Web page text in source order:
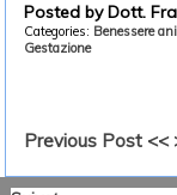
Posted by Dott.
Categories: Benessere
Gestazione
Previous Post <<